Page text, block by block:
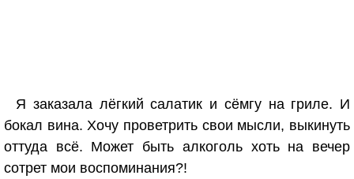
Я заказала лёгкий салатик и сёмгу на гриле. И
бокал вина. Хочу проветрить свои мысли, выкинуть
оттуда всё. Может быть алкоголь хоть на вечер
сотрет мои воспоминания?!